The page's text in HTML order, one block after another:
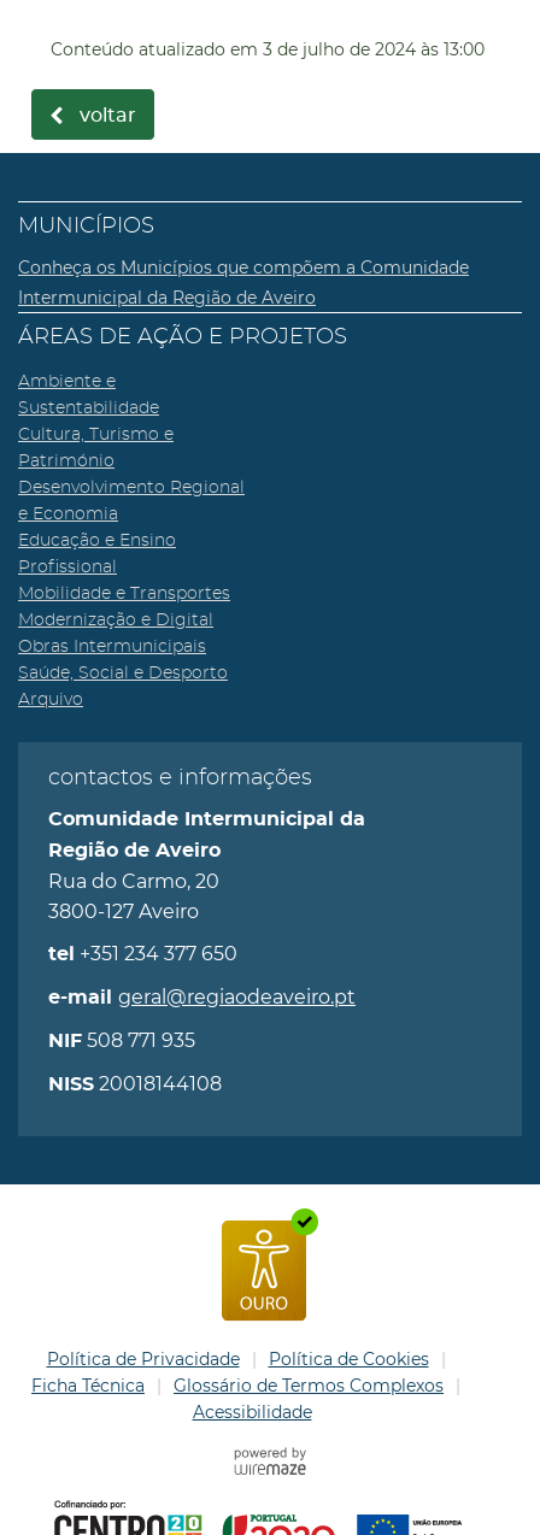
Conteúdo atualizado em 3 de julho de 2024 às 13:00
voltar
MUNICÍPIOS
Conheça os Municípios que compõem a Comunidade
Intermunicipal da Região de Aveiro
ÁREAS DE AÇÃO E PROJETOS
Ambiente e
Sustentabilidade
Cultura, Turismo e
Património
Desenvolvimento Regional
e Economia
Educação e Ensino
Profissional
Mobilidade e Transportes
Modernização e Digital
Obras Intermunicipais
Saúde, Social e Desporto
Arquivo
contactos e informações
Comunidade Intermunicipal da
Região de Aveiro
Rua do Carmo, 20
3800-127 Aveiro
tel +351 234 377 650
e-mail geral@regiaodeaveiro.pt
NIF 508 771 935
NISS 20018144108
Política de Privacidade
Política de Cookies
Ficha Técnica
Glossário de Termos Complexos
Acessibilidade